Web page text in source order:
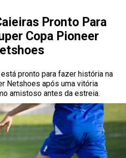
Pronto Para
Copa Pioneer
pronto para fazer história na
Netshoes após uma vitória
amistoso antes da estreia.